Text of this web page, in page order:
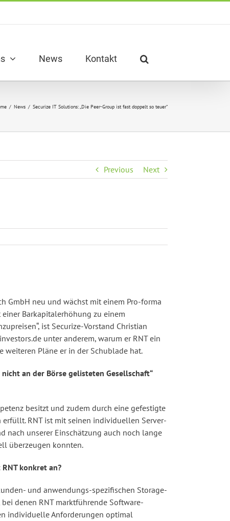
News Kontakt
/ News / Securize IT Solutions: „Die Peer-Group ist fast doppelt so teuer“
Previous Next
GmbH neu und wächst mit einem Pro-forma
Barkapitalerhöhung zu einem
ist Securize-Vorstand Christian
unter anderem, warum er RNT ein
weiteren Pläne er in der Schublade hat.
an der Börse gelisteten Gesellschaft“
besitzt und zudem durch eine gefestigte
erfüllt. RNT ist mit seinen individuellen Server-
nach unserer Einschätzung auch noch lange
überzeugen konnten.
konkret an?
und anwendungs-spezifischen Storage-
bei denen RNT marktführende Software-
individuelle Anforderungen optimal